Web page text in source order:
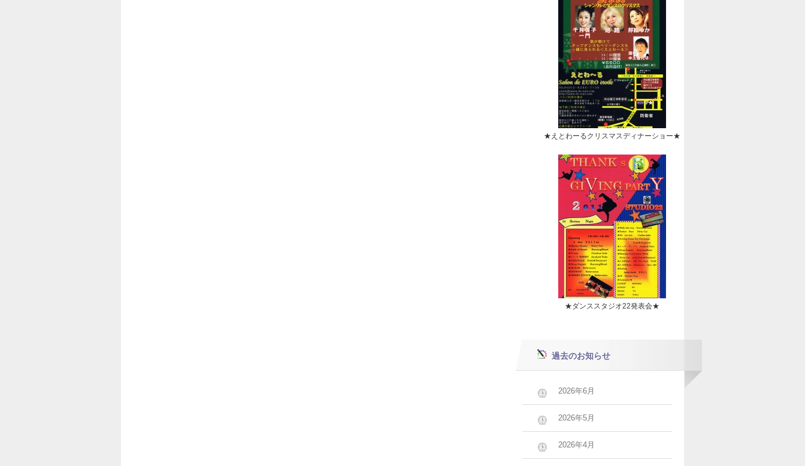
★えとわーるクリスマスディナーショー★
★ダンススタジオ22発表会★
過去のお知らせ
2026年6月
2026年5月
2026年4月